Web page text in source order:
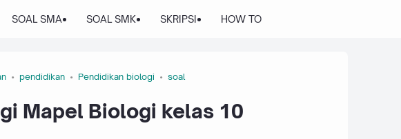
SOAL SMA SOAL SMK SKRIPSI HOW TO
pendidikan Pendidikan biologi soal
Mapel Biologi kelas 10